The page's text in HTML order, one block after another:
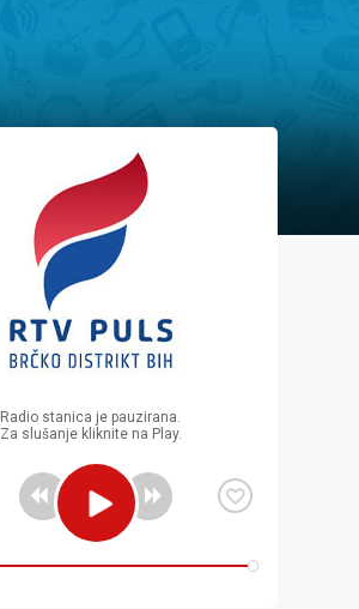
Radio stanica je pauzirana.
Za slušanje kliknite na Play.